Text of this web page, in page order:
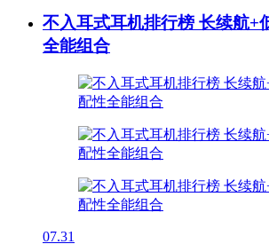
不入耳式耳机排行榜 长续航+
全能组合
07.31